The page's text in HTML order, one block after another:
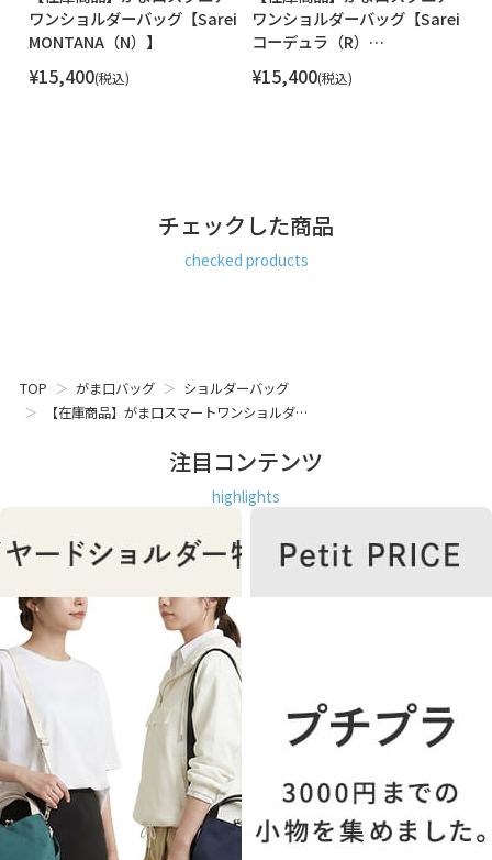
ーをご用意。
用しています。ATY糸は軽量で耐摩耗性が高く、速乾性にも
斜め掛け バッグ コンパクト ショルダー バッグ かばん 鞄 カ
バン レディース メンズ ユニセックス カジュアル オール シー
ワンショルダーバッグ【Sarei
MONTANA（N）】
¥15,400 税込
ワンショルダーバッグ【Sarei
コーデュラ（R）
コー）】
¥15,400 税込
チェックした商品
checked products
TOP がま口バッグ
ショルダーバッグ
【在庫商品】がま口スマートワンショルダ…
注目コンテンツ
highlights